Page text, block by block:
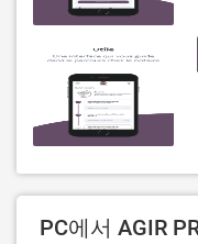
PC에서 AGIR